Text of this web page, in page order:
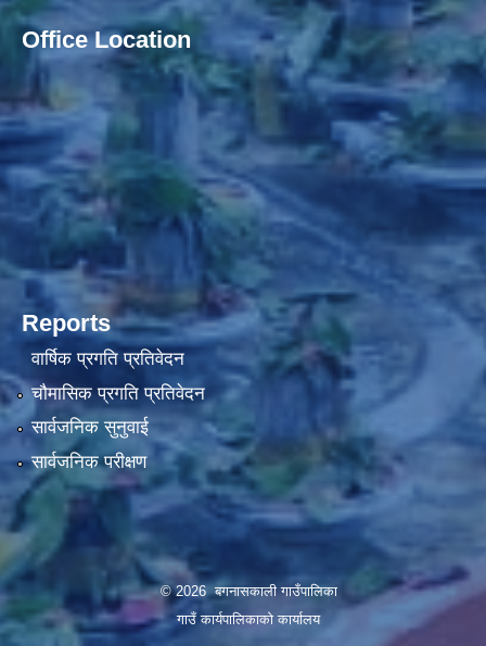
Office Location
Reports
वार्षिक प्रगति प्रतिवेदन
चौमासिक प्रगति प्रतिवेदन
सार्वजनिक सुनुवाई
सार्वजनिक परीक्षण
© 2026 बगनासकाली गाउँपालिका
गाउँ कार्यपालिकाको कार्यालय